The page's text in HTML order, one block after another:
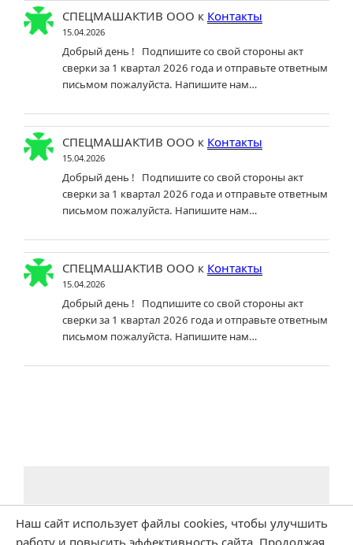
СПЕЦМАШАКТИВ ООО к Контакты
15.04.2026
Добрый день ! Подпишите со свой стороны акт
сверки за 1 квартал 2026 года и отправьте ответным
письмом пожалуйста. Напишите нам…
СПЕЦМАШАКТИВ ООО к Контакты
15.04.2026
Добрый день ! Подпишите со свой стороны акт
сверки за 1 квартал 2026 года и отправьте ответным
письмом пожалуйста. Напишите нам…
СПЕЦМАШАКТИВ ООО к Контакты
15.04.2026
Добрый день ! Подпишите со свой стороны акт
сверки за 1 квартал 2026 года и отправьте ответным
письмом пожалуйста. Напишите нам…
Наш сайт использует файлы cookies, чтобы улучшить
работу и повысить эффективность сайта. Продолжая